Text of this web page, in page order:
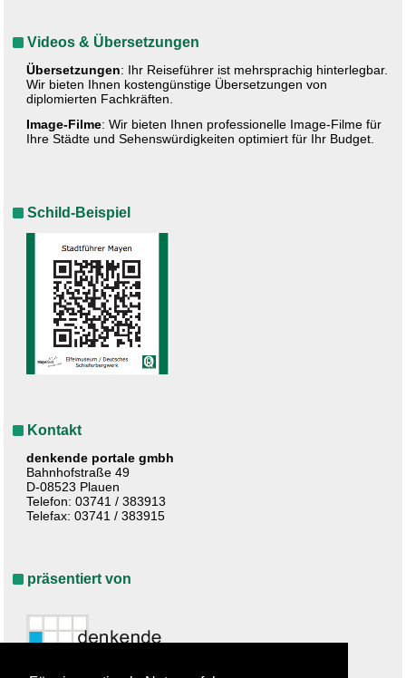
Videos & Übersetzungen
Übersetzungen: Ihr Reiseführer ist mehrsprachig hinterlegbar.
Wir bieten Ihnen kostengünstige Übersetzungen von
diplomierten Fachkräften.
Image-Filme: Wir bieten Ihnen professionelle Image-Filme für
Ihre Städte und Sehenswürdigkeiten optimiert für Ihr Budget.
Schild-Beispiel
Kontakt
denkende portale gmbh
Bahnhofstraße 49
D-08523 Plauen
Telefon: 03741 / 383913
Telefax: 03741 / 383915
präsentiert von